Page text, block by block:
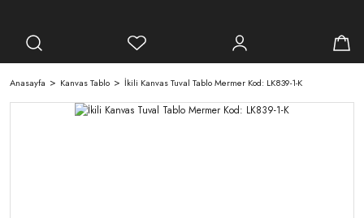
Anasayfa Kanvas Tablo İkili Kanvas Tuval Tablo Mermer Kod: LK839-1-K